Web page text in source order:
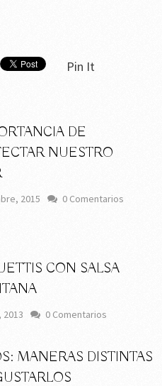
Pin It
DE
NUESTRO
2015 0 Comentarios
CON SALSA
0 Comentarios
MANERAS DISTINTAS